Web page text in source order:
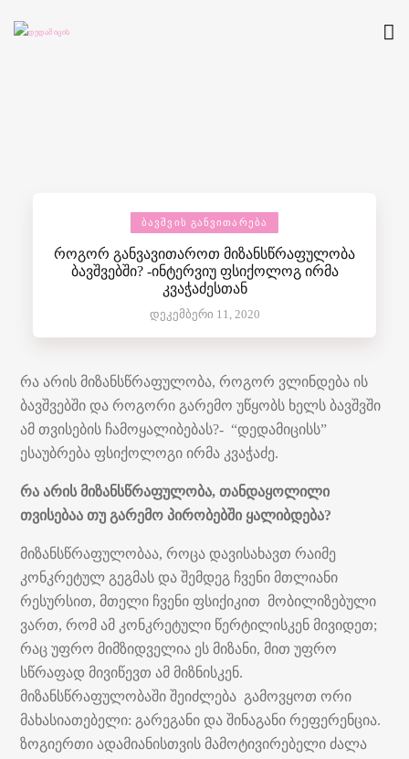
ᲑᲐᲕᲨᲕᲘᲡ ᲒᲐᲜᲕᲘᲗᲐᲠᲔᲑᲐ
როგორ განვავითაროთ მიზანსწრაფულობა
ბავშვებში? -ინტერვიუ ფსიქოლოგ ირმა
კვაჭაძესთან
დეკემბერი 11, 2020
რა არის მიზანსწრაფულობა, როგორ ვლინდება ის
ბავშვებში და როგორი გარემო უწყობს ხელს ბავშვში
ამ თვისების ჩამოყალიბებას?- “დედამიცისს”
ესაუბრება ფსიქოლოგი ირმა კვაჭაძე.
რა არის მიზანსწრაფულობა, თანდაყოლილი
თვისებაა თუ გარემო პირობებში ყალიბდება?
მიზანსწრაფულობაა, როცა დავისახავთ რაიმე
კონკრეტულ გეგმას და შემდეგ ჩვენი მთლიანი
რესურსით, მთელი ჩვენი ფსიქიკით მობილიზებული
ვართ, რომ ამ კონკრეტული წერტილისკენ მივიდეთ;
რაც უფრო მიმზიდველია ეს მიზანი, მით უფრო
სწრაფად მივიწევთ ამ მიზნისკენ.
მიზანსწრაფულობაში შეიძლება გამოვყოთ ორი
მახასიათებელი: გარეგანი და შინაგანი რეფერენცია.
ზოგიერთი ადამიანისთვის მამოტივირებელი ძალა